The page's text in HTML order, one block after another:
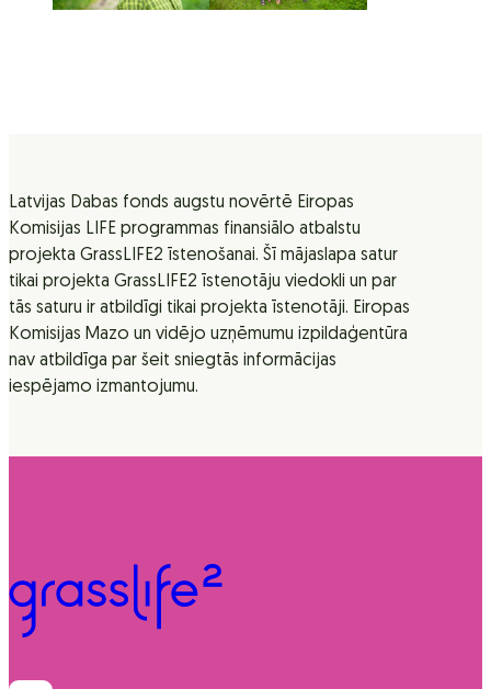
Latvijas Dabas fonds augstu novērtē Eiropas
Komisijas LIFE programmas finansiālo atbalstu
projekta GrassLIFE2 īstenošanai. Šī mājaslapa satur
tikai projekta GrassLIFE2 īstenotāju viedokli un par
tās saturu ir atbildīgi tikai projekta īstenotāji. Eiropas
Komisijas Mazo un vidējo uzņēmumu izpildaģentūra
nav atbildīga par šeit sniegtās informācijas
iespējamo izmantojumu.